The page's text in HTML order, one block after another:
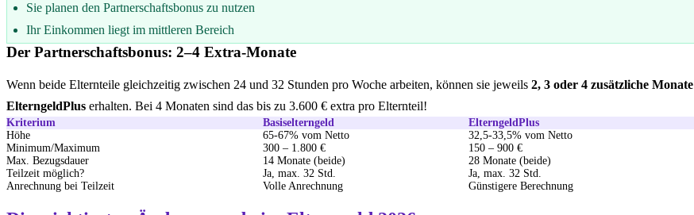
Sie planen den Partnerschaftsbonus zu nutzen
Ihr Einkommen liegt im mittleren Bereich
Der Partnerschaftsbonus: 2–4 Extra-Monate
Wenn beide Elternteile gleichzeitig zwischen 24 und 32 Stunden pro Woche arbeiten, können sie jeweils 2, 3 oder 4 zusätzliche Monate
ElterngeldPlus erhalten. Bei 4 Monaten sind das bis zu 3.600 € extra pro Elternteil!
Kriterium Basiselterngeld
ElterngeldPlus
Höhe
65-67% vom Netto
32,5-33,5% vom Netto
Minimum/Maximum
300 – 1.800 €
150 – 900 €
Max. Bezugsdauer
14 Monate (beide)
28 Monate (beide)
Teilzeit möglich?
Ja, max. 32 Std.
Ja, max. 32 Std.
Anrechnung bei Teilzeit
Volle Anrechnung Günstigere Berechnung